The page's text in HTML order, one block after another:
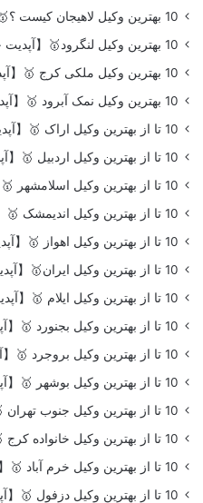
10 بهترین وکیل لاهیجان کیست ؟🥇【آپدیت جدید】⚖️
10 بهترین وکیل لنگرود🥇【آپدیت جدید】⚖️
10 بهترین وکیل ملکی کرج 🥇【آپدیت جدید】⚖️
10 بهترین وکیل نمک آبرود 🥇【آپدیت جدید】⚖️
10 تا از بهترین وکیل اراک 🥇【آپدیت جدید】⚖️
10 تا از بهترین وکیل اردبیل 🥇【آپدیت جدید】
10 تا از بهترین وکیل اسلامشهر 🥇【آپدیت جدید】
10 تا از بهترین وکیل اندیمشک 🥇【آپدیت جدید】
10 تا از بهترین وکیل اهواز 🥇【آپدیت جدید】⚖️
10 تا از بهترین وکیل ایران🥇【آپدیت جدید】
10 تا از بهترین وکیل ایلام 🥇【آپدیت جدید】
10 تا از بهترین وکیل بجنورد 🥇【آپدیت جدید】
10 تا از بهترین وکیل بروجرد 🥇【آپدیت جدید】
10 تا از بهترین وکیل بوشهر 🥇【آپدیت جدید】
10 تا از بهترین وکیل جنوب تهران 🥇【آپدیت جدید】
10 تا از بهترین وکیل خانواده کرج 🥇【آپدیت جدید】⚖️
10 تا از بهترین وکیل خرم آباد 🥇【آپدیت جدید】
10 تا از بهترین وکیل دزفول 🥇【آپدیت جدید】